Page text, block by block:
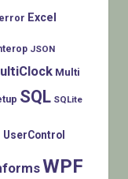
error Excel
JSON
Multi
SQL SQLite
UserControl
WPF